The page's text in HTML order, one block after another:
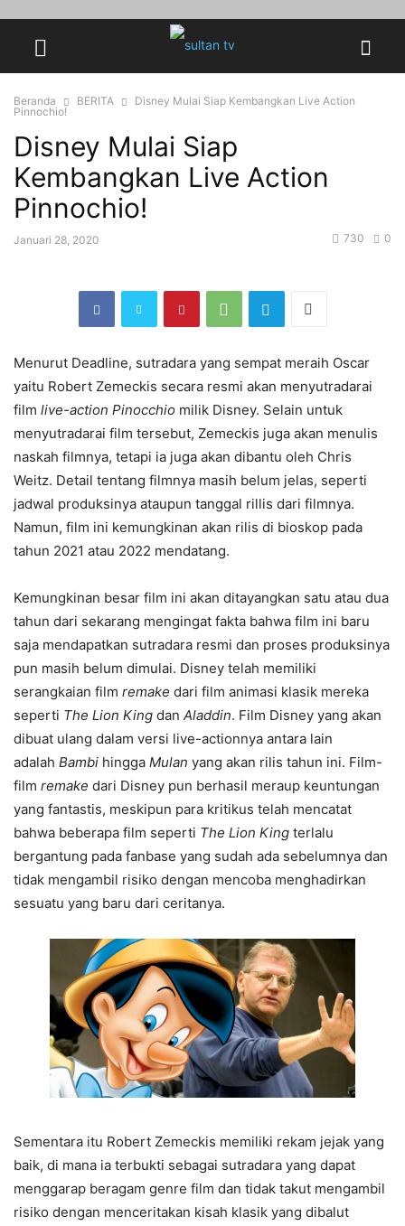
Beranda BERITA
Disney Mulai Siap Kembangkan Live Action
Pinnochio!
Disney Mulai Siap
Kembangkan Live Action
Pinnochio!
Januari 28, 2020 0
730
Menurut Deadline, sutradara yang sempat meraih Oscar
yaitu Robert Zemeckis secara resmi akan menyutradarai
film live-action Pinocchio milik Disney. Selain untuk
menyutradarai film tersebut, Zemeckis juga akan menulis
naskah filmnya, tetapi ia juga akan dibantu oleh Chris
Weitz. Detail tentang filmnya masih belum jelas, seperti
jadwal produksinya ataupun tanggal rillis dari filmnya.
Namun, film ini kemungkinan akan rilis di bioskop pada
tahun 2021 atau 2022 mendatang.
Kemungkinan besar film ini akan ditayangkan satu atau dua
tahun dari sekarang mengingat fakta bahwa film ini baru
saja mendapatkan sutradara resmi dan proses produksinya
pun masih belum dimulai. Disney telah memiliki
serangkaian film remake dari film animasi klasik mereka
seperti The Lion King dan Aladdin. Film Disney yang akan
dibuat ulang dalam versi live-actionnya antara lain
adalah Bambi hingga Mulan yang akan rilis tahun ini. Film-
film remake dari Disney pun berhasil meraup keuntungan
yang fantastis, meskipun para kritikus telah mencatat
bahwa beberapa film seperti The Lion King terlalu
bergantung pada fanbase yang sudah ada sebelumnya dan
tidak mengambil risiko dengan mencoba menghadirkan
sesuatu yang baru dari ceritanya.
Sementara itu Robert Zemeckis memiliki rekam jejak yang
baik, di mana ia terbukti sebagai sutradara yang dapat
menggarap beragam genre film dan tidak takut mengambil
risiko dengan menceritakan kisah klasik yang dibalut